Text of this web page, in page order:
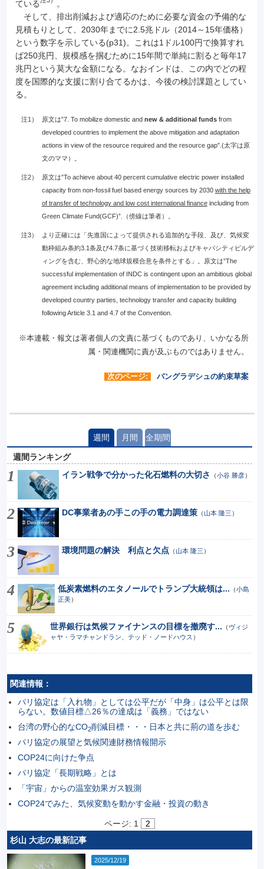
ている
。
そして、排出削減および適応のために必要な資金の予備的な
見積もりとして、2030年までに2.5兆ドル（2014～15年価格）
という数字を示している(p31)。これは1ドル100円で換算すれ
ば250兆円、規模感を掴むために15年間で単純に割ると毎年17
兆円という莫大な金額になる。なおインドは、この内でどの程
度を国際的な支援に割り合てるかは、今後の検討課題としてい
る。
注1） 原文は”7. To mobilize domestic and new & additional fundsfrom
developed countries to implement the above mitigation and adaptation
actions in view of the resource required and the resource gap”.(太字は原
文のママ）。
注2）
原文は”To achieve about 40 percent cumulative electric power installed
capacity from non-fossil fuel based energy sources by 2030 with the help
of transfer of technology and low cost international financeincluding from
Green Climate Fund(GCF)”.（傍線は筆者）。
注3）
より正確には「先進国によって提供される追加的な手段、及び、気候変
動枠組み条約3.1条及び4.7条に基づく技術移転およびキャパシティビルデ
ィングを含む、野心的な地球規模合意を条件とする」。原文は”The
successful implementation of INDC is contingent upon an ambitious global
agreement including additional means of implementation to be provided by
developed country parties, technology transfer and capacity building
following Article 3.1 and 4.7 of the Convention.
※本連載・報文は著者個人の文責に基づくものであり、いかなる所
属・関連機関に責が及ぶものではありません。
次のページ: バングラデシュの約束草案
週間 月間 全期間
週間ランキング
イラン戦争で分かった化石燃料の大切さ
（小谷 勝彦）
DC事業者あの手この手の電力調達策（山本 隆三 ）
環境問題の解決 利点と欠点 （山本 隆三 ）
低炭素燃料のエタノールでトランプ大統領は... （小島
正美）
世界銀行は気候ファイナンスの目標を撤廃す... （ ヴィジ
ャヤ・ラマチャンドラン、テッド・ノードハウス ）
関連情報：
パリ協定は「入れ物」としては公平だが「中身」は公平とは限
らない。数値目標△26％の達成は「義務」ではない
台湾の野心的なCO2削減目標・・・日本と共に荊の道を歩む
パリ協定の展望と気候関連財務情報開示
COP24に向けた争点
パリ協定「長期戦略」とは
「宇宙」からの温室効果ガス観測
COP24でみた、気候変動を動かす金融・投資の動き
ページ: 1
2
杉山 大志の最新記事
2025/12/19